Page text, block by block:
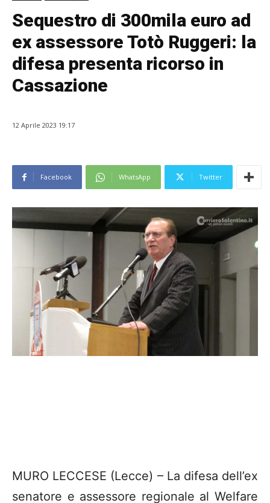
Sequestro di 300mila euro ad
ex assessore Totò Ruggeri: la
difesa presenta ricorso in
Cassazione
12 Aprile 2023 19:17
Facebook WhatsApp Twitter
MURO LECCESE (Lecce) – La difesa dell’ex
senatore e assessore regionale al Welfare